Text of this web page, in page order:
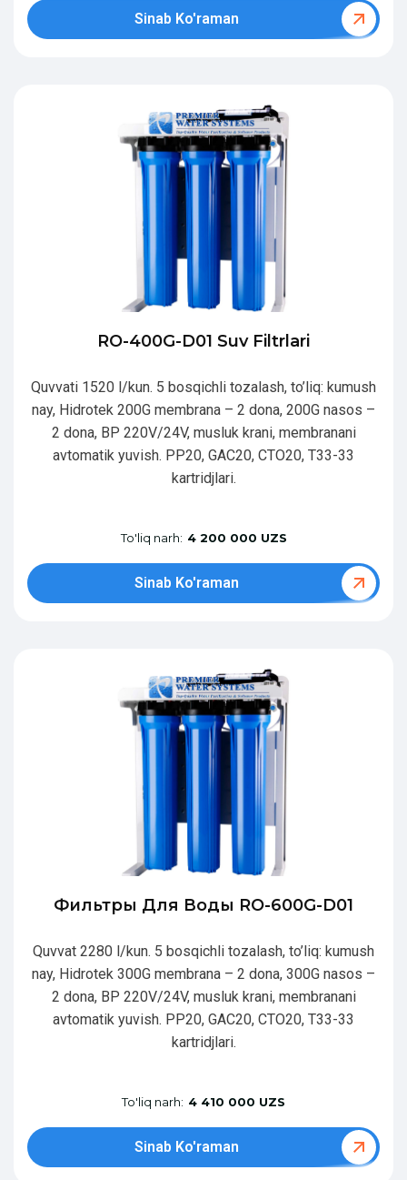
Sinab Ko'raman
RO-400G-D01 Suv Filtrlari
Quvvati 1520 l/kun. 5 bosqichli tozalash, to’liq: kumush
nay, Hidrotek 200G membrana – 2 dona, 200G nasos –
2 dona, BP 220V/24V, musluk krani, membranani
avtomatik yuvish. PP20, GAC20, CTO20, T33-33
kartridjlari.
To'liq narh: 4 200 000 UZS
Sinab Ko'raman
Фильтры Для Воды RO-600G-D01
Quvvat 2280 l/kun. 5 bosqichli tozalash, to’liq: kumush
nay, Hidrotek 300G membrana – 2 dona, 300G nasos –
2 dona, BP 220V/24V, musluk krani, membranani
avtomatik yuvish. PP20, GAC20, CTO20, T33-33
kartridjlari.
To'liq narh: 4 410 000 UZS
Sinab Ko'raman